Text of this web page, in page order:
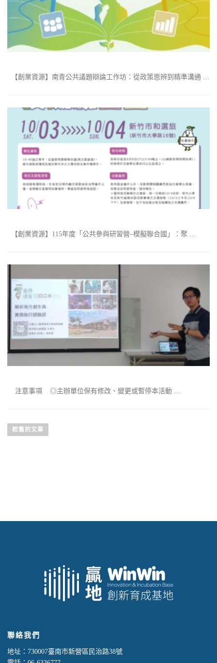
【創業資源】南青公共議題辯論工作坊：從政策思辨到精準溝通 …
【創業資源】115年度「公共參與研習營–模擬聯合國」：聚 …
注意事項 ◎主辦單位保有修改、變更或暫停本活動 …
較舊的文章
聯絡我們
地址：730007臺南市新營區民治路38號